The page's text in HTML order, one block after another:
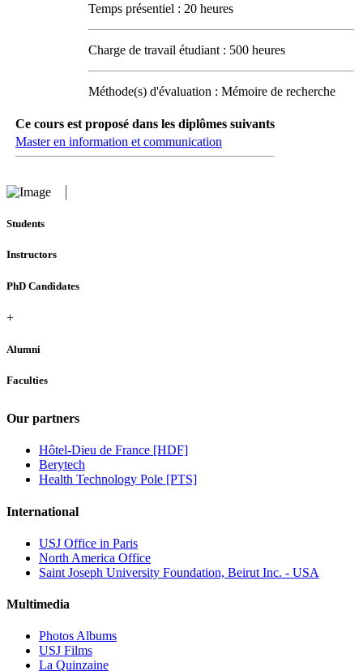
Temps présentiel : 20 heures
Charge de travail étudiant : 500 heures
Méthode(s) d'évaluation : Mémoire de recherche
Ce cours est proposé dans les diplômes suivants
Master en information et communication
Students
Instructors
PhD Candidates
+
Alumni
Faculties
Our partners
Hôtel-Dieu de France [HDF]
Berytech
Health Technology Pole [PTS]
International
USJ Office in Paris
North America Office
Saint Joseph University Foundation, Beirut Inc. - USA
Multimedia
Photos Albums
USJ Films
La Quinzaine